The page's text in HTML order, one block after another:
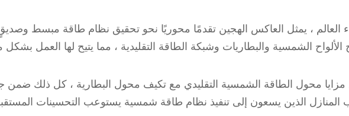
، يمثل العاكس الهجين تقدمًا محوريًا نحو تحقيق نظام طاقة مبسط وصديقٍ
محول الطاقة الشمسية التقليدي مع تكيف محول البطارية ، كل ذلك ضمن